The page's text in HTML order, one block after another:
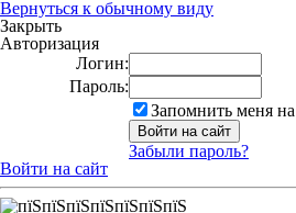
Вернуться к обычному виду
Закрыть
Авторизация
Логин:
Пароль:
Запомнить меня
Забыли пароль?
Войти на сайт